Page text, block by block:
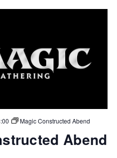
Magic Constructed Abend
Abend